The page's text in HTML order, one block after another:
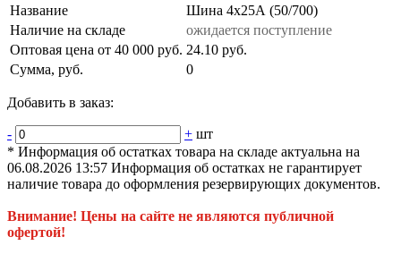
Название
Шина 4х25А (50/700)
Наличие на складе
ожидается поступление
Оптовая цена от 40 000 руб. 24.10 руб.
Сумма, руб.
0
Добавить в заказ:
- + шт
* Информация об остатках товара на складе актуальна на
06.08.2026 13:57 Информация об остатках не гарантирует
наличие товара до оформления резервирующих документов.
Внимание! Цены на сайте не являются публичной
офертой!